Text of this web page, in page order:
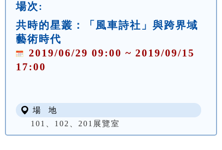
場次:
共時的星叢：「風車詩社」與跨界域
藝術時代
2019/06/29 09:00 ~ 2019/09/15
17:00
場 地
101、102、201展覽室